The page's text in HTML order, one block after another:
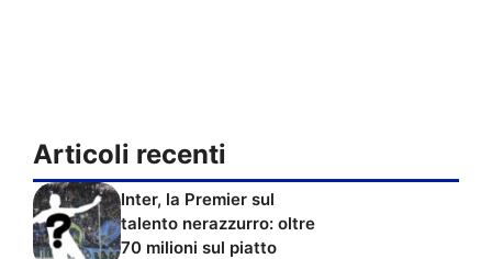
Articoli recenti
Inter, la Premier sul
talento nerazzurro: oltre
70 milioni sul piatto